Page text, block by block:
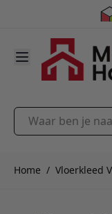
Ga naar de inhoud
Waar ben je naar
Home / Vloerkleed